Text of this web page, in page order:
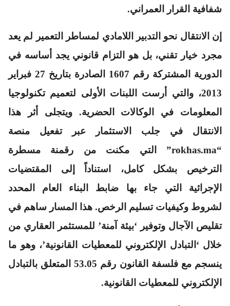
شفافية القرار العمراني.
إن الانتقال نحو التدبير اللامادي لمساطر التعمير لم يعد
مجرد خيار تقني، بل هو التزام قانوني يجد أساسه في
الدورية المشتركة رقم 1607 الصادرة بتاريخ 27 فبراير
2013، والتي أرست اللبنات الأولى لتعميم تكنولوجيا
المعلومات في الوكالات الحضرية. ويتجلى أثر هذا
الانتقال في جلب الاستثمار عبر تفعيل منصة
“rokhas.ma” التي مكنت من رقمنة مسطرة
الترخيص بشكل كامل، استناداً إلى المقتضيات
الإجرائية التي جاء بها ضابط البناء العام المحدد
لشروط وكيفيات تسليم الرخص. هذا المسار ساهم في
تقليص الآجال وتوفير ‘بيئة آمنة’ للمستثمر العقاري من
خلال ‘التبادل الإلكتروني للمعطيات القانونية’، وهو ما
ينسجم مع فلسفة القانون رقم 53.05 المتعلق بالتبادل
الإلكتروني للمعطيات القانونية.